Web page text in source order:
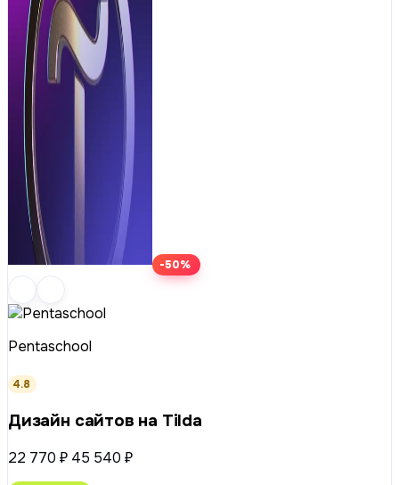
-50%
Pentaschool
4.8
Дизайн сайтов на Tilda
22 770 ₽ 45 540 ₽